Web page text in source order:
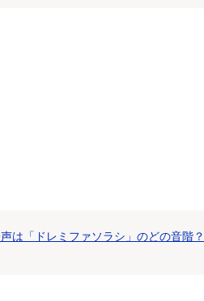
は「ドレミファソラシ」のどの音階？